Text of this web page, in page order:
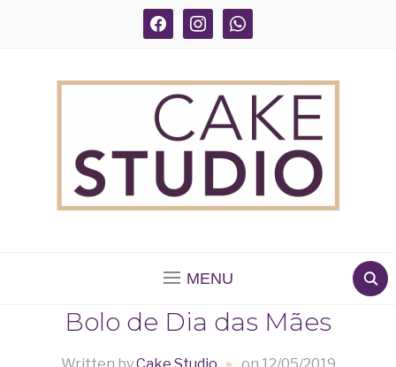
facebook instagram whatsapp
MENU
Bolo de Dia das Mães